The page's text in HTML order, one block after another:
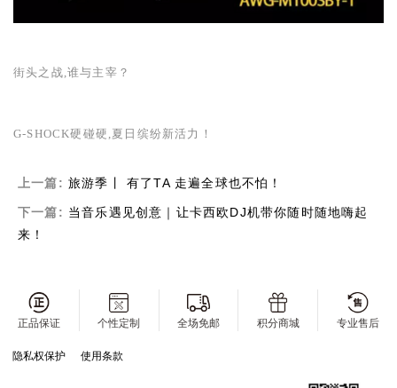
街头之战,谁与主宰？
G-SHOCK硬碰硬,夏日缤纷新活力！
上一篇: 旅游季丨 有了TA 走遍全球也不怕！
下一篇: 当音乐遇见创意｜让卡西欧DJ机带你随时随地嗨起
来！
正品保证 个性定制 全场免邮 积分商城 专业售后
隐私权保护 使用条款